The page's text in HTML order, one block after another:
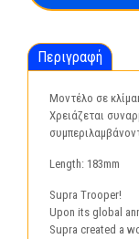
Περιγραφή
Μοντέλο σε
Χρειάζεται
Length: 183mm
Supra Trooper!
Upon its global
Supra created a